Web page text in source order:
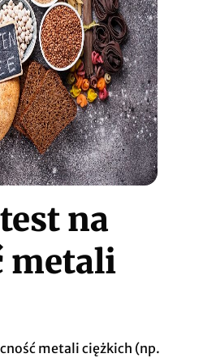
na
metali
metali ciężkich (np.